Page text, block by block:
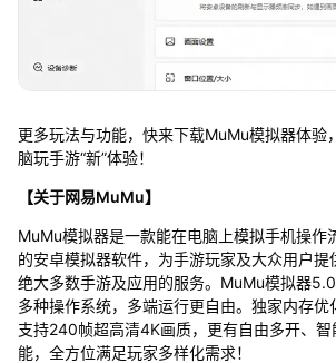
更多玩法与功能，快来下载MuMu模拟器体验
脑玩手游“新”体验！
【关于网易MuMu】
MuMu模拟器是一款能在电脑上模拟手机操作
的安卓模拟器软件，为手游玩家及大众用户提
绝大多数手游及应用的服务。MuMu模拟器
多种操作系统，多端运行更自由。独家内存优
支持240帧超高清4K画质，更有自由多开、
能，全方位满足玩家多样化需求！